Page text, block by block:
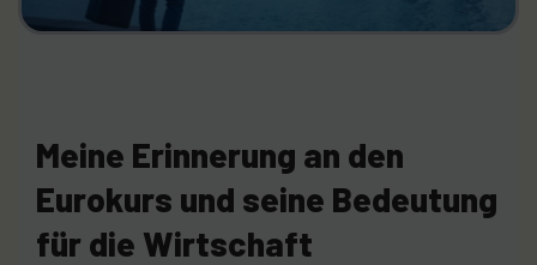
Meine Erinnerung an den
Eurokurs und seine Bedeutung
für die Wirtschaft